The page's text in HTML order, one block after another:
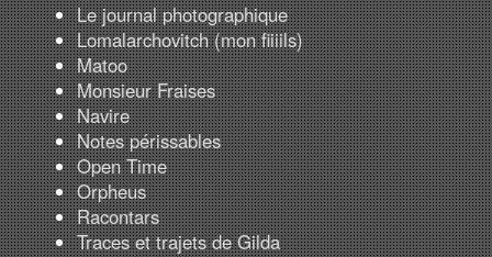
Le journal photographique
Lomalarchovitch (mon fiiiils)
Matoo
Monsieur Fraises
Navire
Notes périssables
Open Time
Orpheus
Racontars
Traces et trajets de Gilda